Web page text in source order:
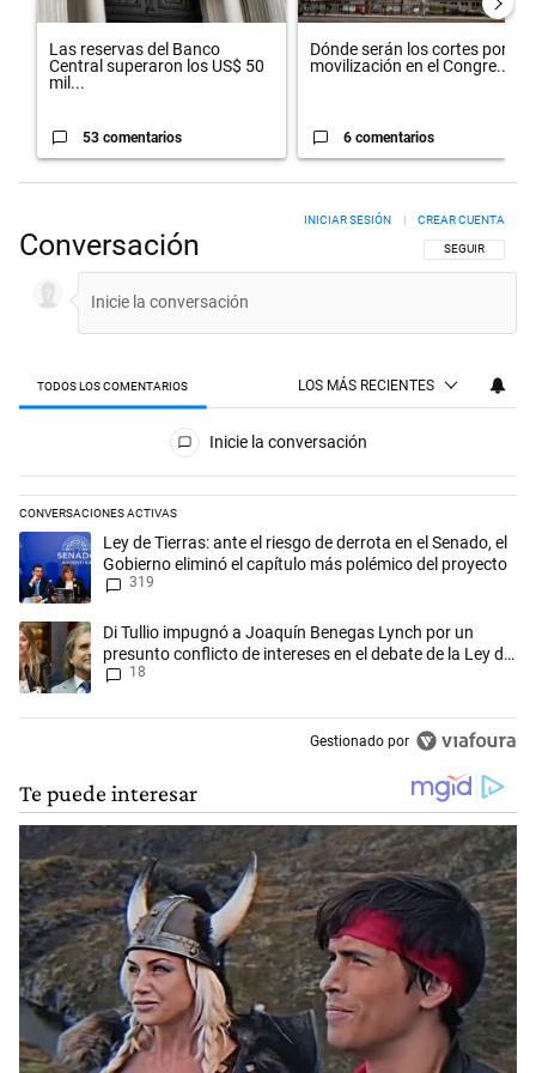
Las reservas del Banco
Central superaron los US$ 50
mil...
53 comentarios
Dónde serán los cortes por la
movilización en el Congre...
6 comentarios
Conversación SIGA ESTA
SEGUIR
INICIAR SESIÓN | CREAR CUENTA
TODOS LOS COMENTARIOS LOS MÁS RECIENTES
Inicie la conversación
CONVERSACIONES ACTIVAS
Este listado muestra los artículos con más comentarios en los
Un artículo de tendencia con el título "Ley de Tierras: ante el riesgo
Ley de Tierras: ante el riesgo de derrota en el Senado, el
Gobierno eliminó el capítulo más polémico del proyecto
319
Un artículo de tendencia con el título "Di Tullio impugnó a Joaquín
Di Tullio impugnó a Joaquín Benegas Lynch por un
presunto conflicto de intereses en el debate de la Ley de
Tierras
18
Gestionado por